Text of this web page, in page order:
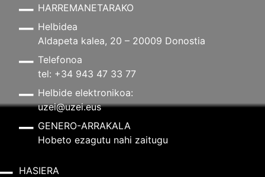
HARREMANETARAKO
Helbidea
Aldapeta kalea, 20 – 20009 Donostia
Telefonoa
tel: +34 943 47 33 77
Helbide elektronikoa:
uzei@uzei.eus
GENERO-ARRAKALA
Hobeto ezagutu nahi zaitugu
HASIERA